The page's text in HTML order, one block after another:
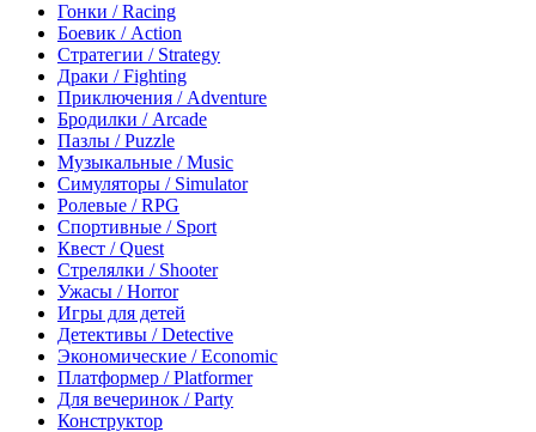
Гонки / Racing
Боевик / Action
Стратегии / Strategy
Драки / Fighting
Приключения / Adventure
Бродилки / Arcade
Пазлы / Puzzle
Музыкальные / Music
Симуляторы / Simulator
Ролевые / RPG
Спортивные / Sport
Квест / Quest
Стрелялки / Shooter
Ужасы / Horror
Игры для детей
Детективы / Detective
Экономические / Economic
Платформер / Platformer
Для вечеринок / Party
Конструктор